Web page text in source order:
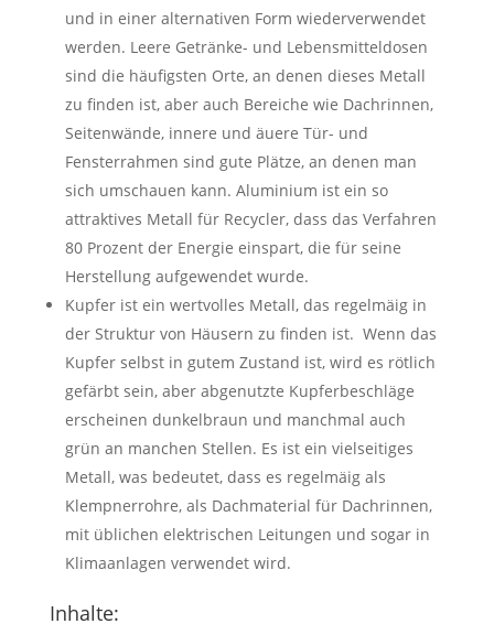
und in einer alternativen Form wiederverwendet
werden. Leere Getränke- und Lebensmitteldosen
sind die häufigsten Orte, an denen dieses Metall
zu finden ist, aber auch Bereiche wie Dachrinnen,
Seitenwände, innere und äuere Tür- und
Fensterrahmen sind gute Plätze, an denen man
sich umschauen kann. Aluminium ist ein so
attraktives Metall für Recycler, dass das Verfahren
80 Prozent der Energie einspart, die für seine
Herstellung aufgewendet wurde.
Kupfer ist ein wertvolles Metall, das regelmäig in
der Struktur von Häusern zu finden ist. Wenn das
Kupfer selbst in gutem Zustand ist, wird es rötlich
gefärbt sein, aber abgenutzte Kupferbeschläge
erscheinen dunkelbraun und manchmal auch
grün an manchen Stellen. Es ist ein vielseitiges
Metall, was bedeutet, dass es regelmäig als
Klempnerrohre, als Dachmaterial für Dachrinnen,
mit üblichen elektrischen Leitungen und sogar in
Klimaanlagen verwendet wird.
Inhalte: